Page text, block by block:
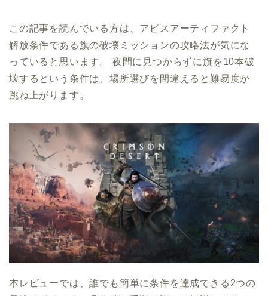
この記事を読んでいる方は、アビスアーティファクト
解放条件である旗の破壊ミッションの攻略法が気にな
っていると思います。 夜間に見つからずに旗を10本破
壊するという条件は、場所選びを間違えると難易度が
跳ね上がります。
本レビューでは、誰でも簡単に条件を達成できる2つの